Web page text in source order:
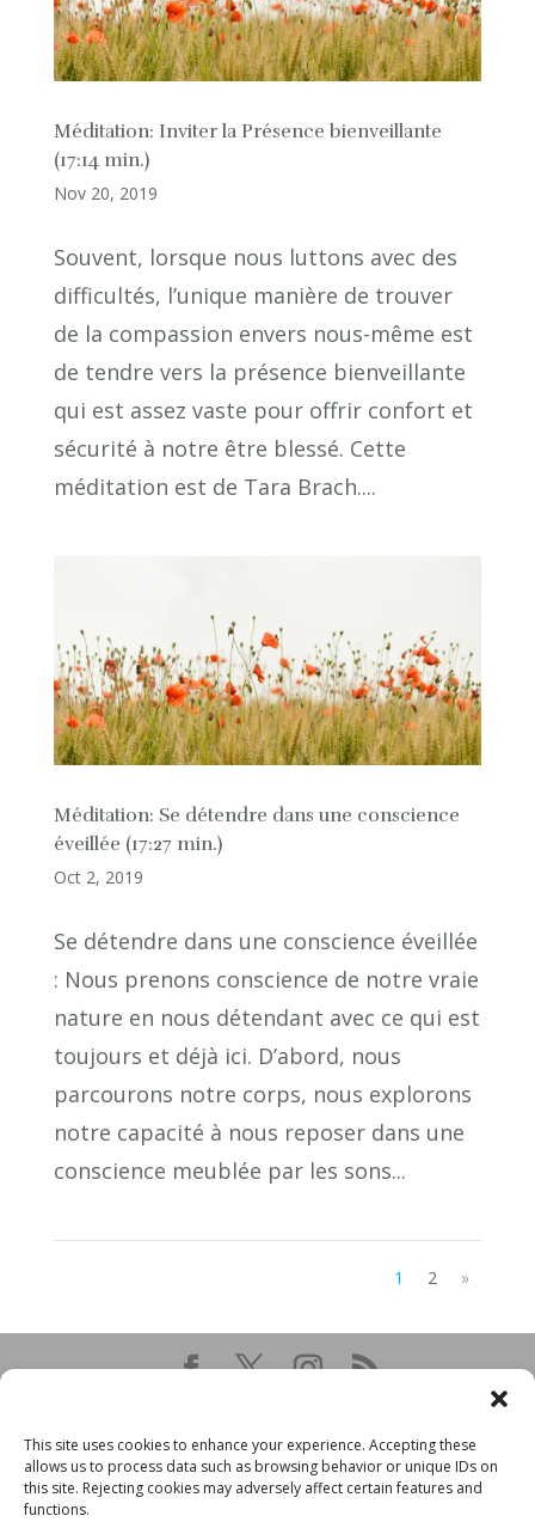
This site uses cookies to enhance your experience. Accepting these
allows us to process data such as browsing behavior or unique IDs on
this site. Rejecting cookies may adversely affect certain features and
functions.
Méditation: Inviter la Présence bienveillante
(17:14 min.)
Nov 20, 2019
Souvent, lorsque nous luttons avec des
difficultés, l’unique manière de trouver
de la compassion envers nous-même est
de tendre vers la présence bienveillante
qui est assez vaste pour offrir confort et
sécurité à notre être blessé. Cette
méditation est de Tara Brach....
Méditation: Se détendre dans une conscience
éveillée (17:27 min.)
Oct 2, 2019
Se détendre dans une conscience éveillée
: Nous prenons conscience de notre vraie
nature en nous détendant avec ce qui est
toujours et déjà ici. D’abord, nous
parcourons notre corps, nous explorons
notre capacité à nous reposer dans une
conscience meublée par les sons...
1 2 »